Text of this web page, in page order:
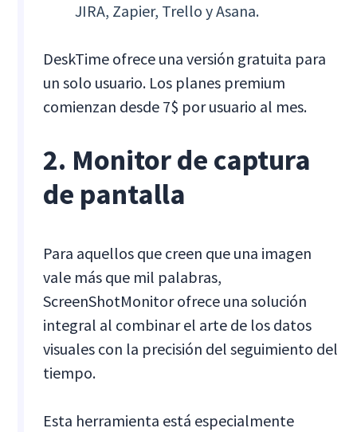
JIRA, Zapier, Trello y Asana.
DeskTime ofrece una versión gratuita para
un solo usuario. Los planes premium
comienzan desde 7$ por usuario al mes.
2. Monitor de captura
de pantalla
Para aquellos que creen que una imagen
vale más que mil palabras,
ScreenShotMonitor ofrece una solución
integral al combinar el arte de los datos
visuales con la precisión del seguimiento del
tiempo.
Esta herramienta está especialmente